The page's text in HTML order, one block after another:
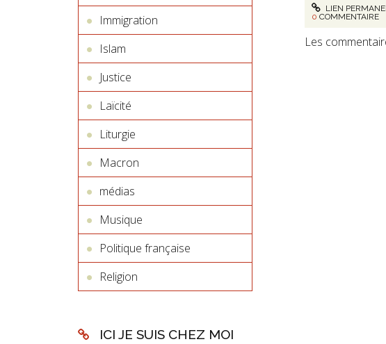
Immigration
Islam
Justice
Laïcité
Liturgie
Macron
médias
Musique
Politique française
Religion
ICI JE SUIS CHEZ MOI
LIEN
0 COMMENTAIRE
Les